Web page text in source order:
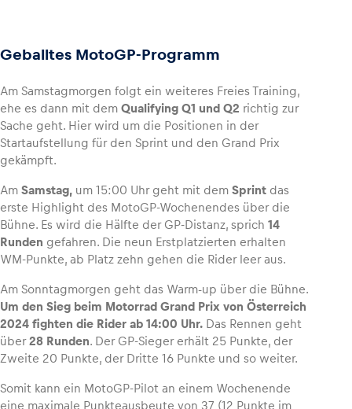
Geballtes MotoGP-Programm
Am Samstagmorgen folgt ein weiteres Freies Training,
ehe es dann mit dem Qualifying Q1 und Q2 richtig zur
Sache geht. Hier wird um die Positionen in der
Startaufstellung für den Sprint und den Grand Prix
gekämpft.
Am Samstag, um 15:00 Uhr geht mit dem Sprint das
erste Highlight des MotoGP-Wochenendes über die
Bühne. Es wird die Hälfte der GP-Distanz, sprich 14
Runden gefahren. Die neun Erstplatzierten erhalten
WM-Punkte, ab Platz zehn gehen die Rider leer aus.
Am Sonntagmorgen geht das Warm-up über die Bühne.
Um den Sieg beim Motorrad Grand Prix von Österreich
2024 fighten die Rider ab 14:00 Uhr. Das Rennen geht
über28 Runden. Der GP-Sieger erhält 25 Punkte, der
Zweite 20 Punkte, der Dritte 16 Punkte und so weiter.
Somit kann ein MotoGP-Pilot an einem Wochenende
eine maximale Punkteausbeute von 37 (12 Punkte im